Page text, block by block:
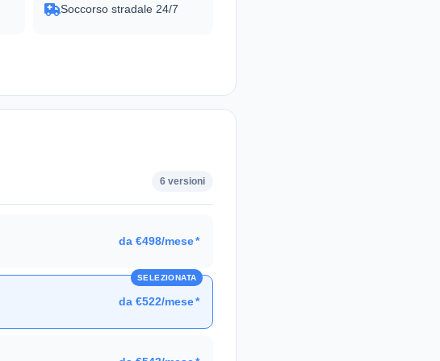
Soccorso stradale 24/7
6 versioni
da €498/mese*
da €522/mese*
SELEZIONATA